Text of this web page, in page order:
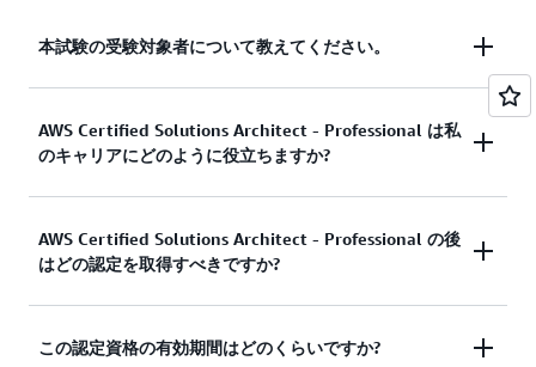
本試験の受験対象者について教えてください。
AWS サービスを利用したクラウドソリューション
の設計および実装における 2 年以上の経験があるこ
とが推奨されています。この試験に適しているの
は、クラウドアプリケーションの要件を評価し、
AWS でのアプリケーションのデプロイに関するア
内の複数のアプリケーションとプロジェクトのアー
キテクチャ設計に関する専門的なガイダンスを提供
AWS Certified Solutions Architect - Professional は私
のキャリアにどのように役立ちますか?
Skillsoft の「IT Skills and Salary Report」による
と、この認定は 2023～2024 年の「最も稼げる認定
業界で認められたこの認定を取得することで自信が
AWS Certified Solutions Architect - Professional の後
はどの認定を取得すべきですか?
AWS Certified Security - Specialty は、他のクラウド
この認定資格の有効期間はどのくらいですか?